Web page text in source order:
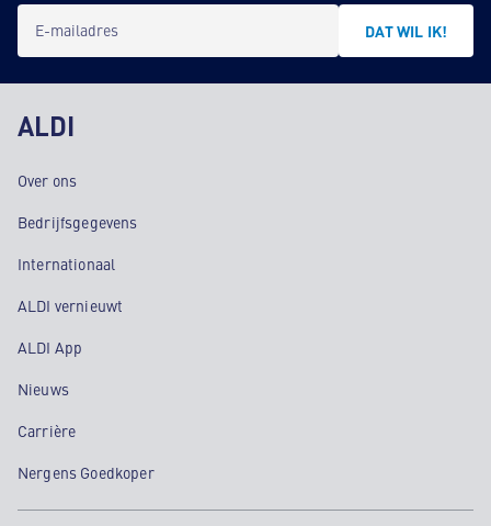
E-mailadres DAT WIL IK!
ALDI
Over ons
Bedrijfsgegevens
Internationaal
ALDI vernieuwt
ALDI App
Nieuws
Carrière
Nergens Goedkoper